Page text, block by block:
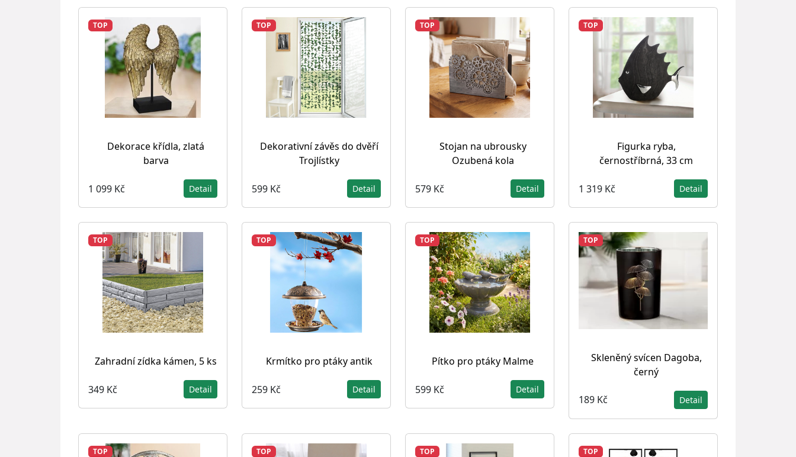
TOP
Dekorace křídla, zlatá
barva
1 099 Kč Detail
TOP
Dekorativní závěs do dvěří
Trojlístky
599 Kč Detail
TOP
Stojan na ubrousky
Ozubená kola
579 Kč Detail
TOP
Figurka ryba,
černostříbrná, 33 cm
1 319 Kč Detail
TOP
Zahradní zídka kámen, 5 ks
349 Kč Detail
TOP
Krmítko pro ptáky antik
259 Kč Detail
TOP
Pítko pro ptáky Malme
599 Kč Detail
TOP
Skleněný svícen Dagoba,
černý
189 Kč Detail
TOP TOP TOP TOP